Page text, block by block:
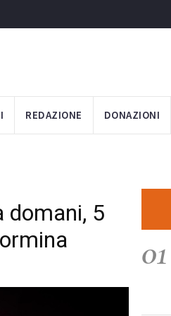
REDAZIONE DONAZIONI
domani, 5
01